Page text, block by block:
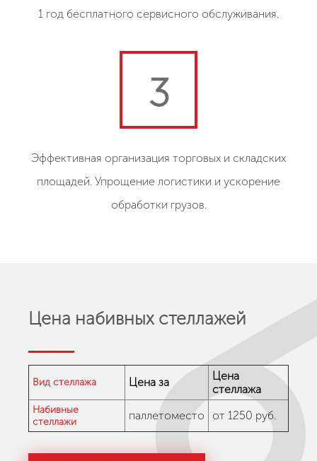
1 год бесплатного сервисного обслуживания.
3
Эффективная организация торговых и складских
площадей. Упрощение логистики и ускорение
обработки грузов.
Цена набивных стеллажей
Вид стеллажа Цена за
Цена
стеллажа
Набивные
стеллажи
паллетоместо от 1250 руб.